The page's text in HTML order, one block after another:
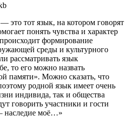
это тот язык, на котором говорят
понять чувства и характер
формирование
среды и культурного
рассматривать язык
то его можно назвать
памяти». Можно сказать, что
родной язык имеет очень
индивида, так и общества
говорить участники и гости
наследие моё…»